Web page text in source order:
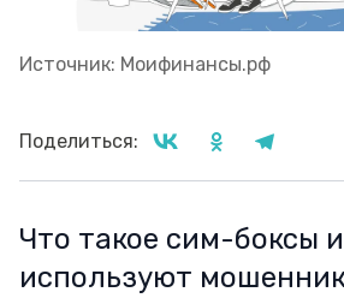
Источник: Моифинансы.рф
Поделиться:
Что такое сим-боксы
используют